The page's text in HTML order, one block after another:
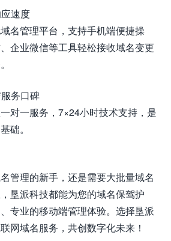
速度
名管理平台，支持手机端便捷操
企业微信等工具轻松接收域名变更
务口碑
对一服务，7×24小时技术支持，是
础。
管理的新手，还是需要大批量域名
垦派科技都能为您的域名保驾护
专业的移动端管理体验。选择垦派
网域名服务，共创数字化未来！